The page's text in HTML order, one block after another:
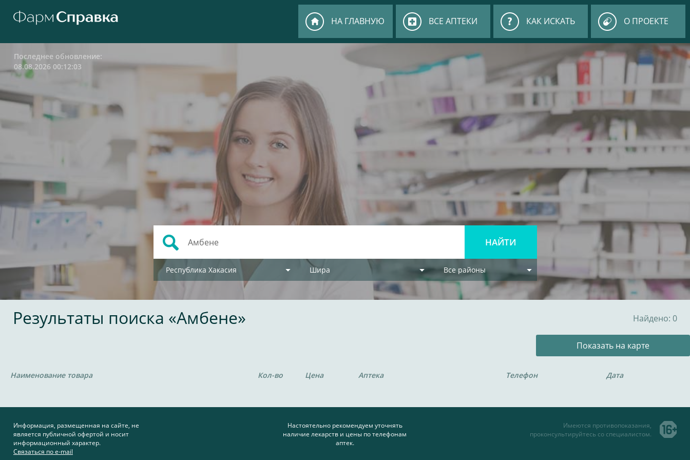
НА ГЛАВНУЮ ВСЕ АПТЕКИ КАК ИСКАТЬ О ПРОЕКТЕ
Последнее обновление:
08.08.2026 00:12:03
Республика Хакасия Шира Все районы
Результаты поиска «Амбене» Найдено: 0
Показать на карте
Наименование товара Кол-во Цена Аптека Телефон Дата
Информация, размещенная на сайте, не
является публичной офертой и носит
информационный характер.
Связаться по e-mail
Настоятельно рекомендуем уточнять
наличие лекарств и цены по телефонам
аптек.
Имеются противопоказания,
проконсультируйтесь со специалистом.